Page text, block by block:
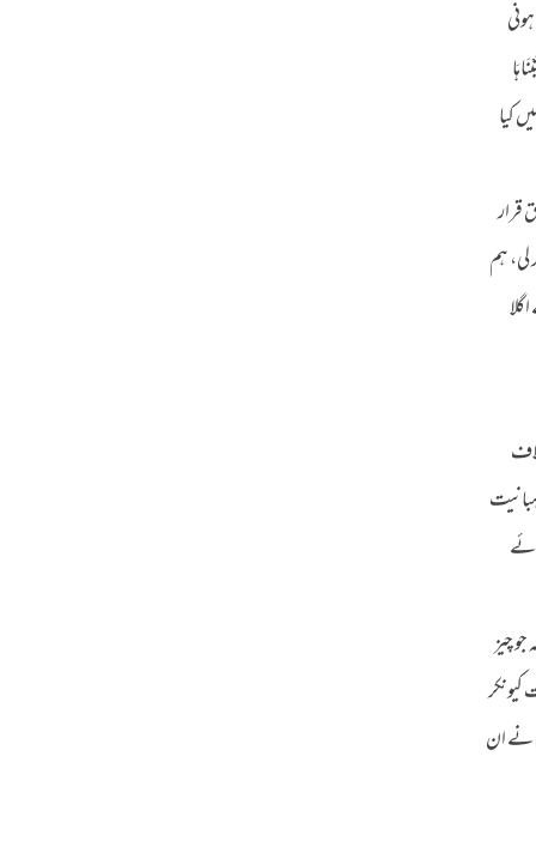
کیا
قرار
لی، ہم
چیز
نے ان